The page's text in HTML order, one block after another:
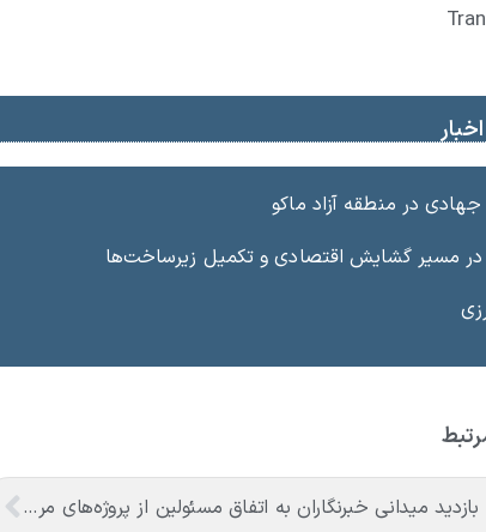
در منطقه آزاد ماکو
در مسیر گشایش اقتصادی و تکمیل زیرساخت‌ها
بازدید میدانی خبرنگاران به اتفاق مسئولین از پروژه‌های مرزی